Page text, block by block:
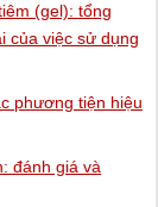
(gel): tổng
của việc sử dụng
phương tiện hiệu
đánh giá và